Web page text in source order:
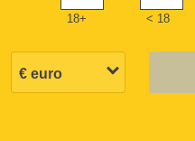
18+ < 18